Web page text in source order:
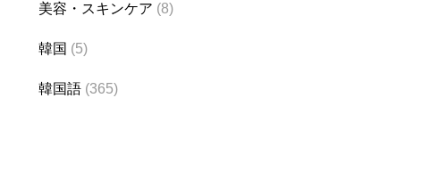
美容・スキンケア (8)
韓国 (5)
韓国語 (365)